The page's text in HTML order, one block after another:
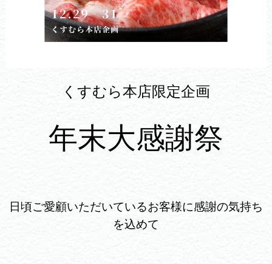
くすむら本店限定企画
年末大感謝祭
日頃ご愛顧いただいているお客様に感謝の気持ち
を込めて